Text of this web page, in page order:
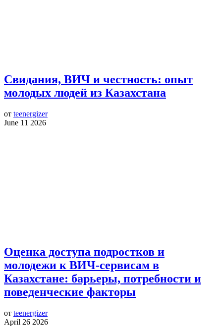
Свидания, ВИЧ и честность: опыт
молодых людей из Казахстана
от teenergizer
June 11 2026
Оценка доступа подростков и
молодежи к ВИЧ-сервисам в
Казахстане: барьеры, потребности и
поведенческие факторы
от teenergizer
April 26 2026